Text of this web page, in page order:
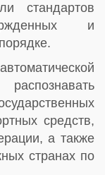
стандартов
и
средств,
а также
странах по